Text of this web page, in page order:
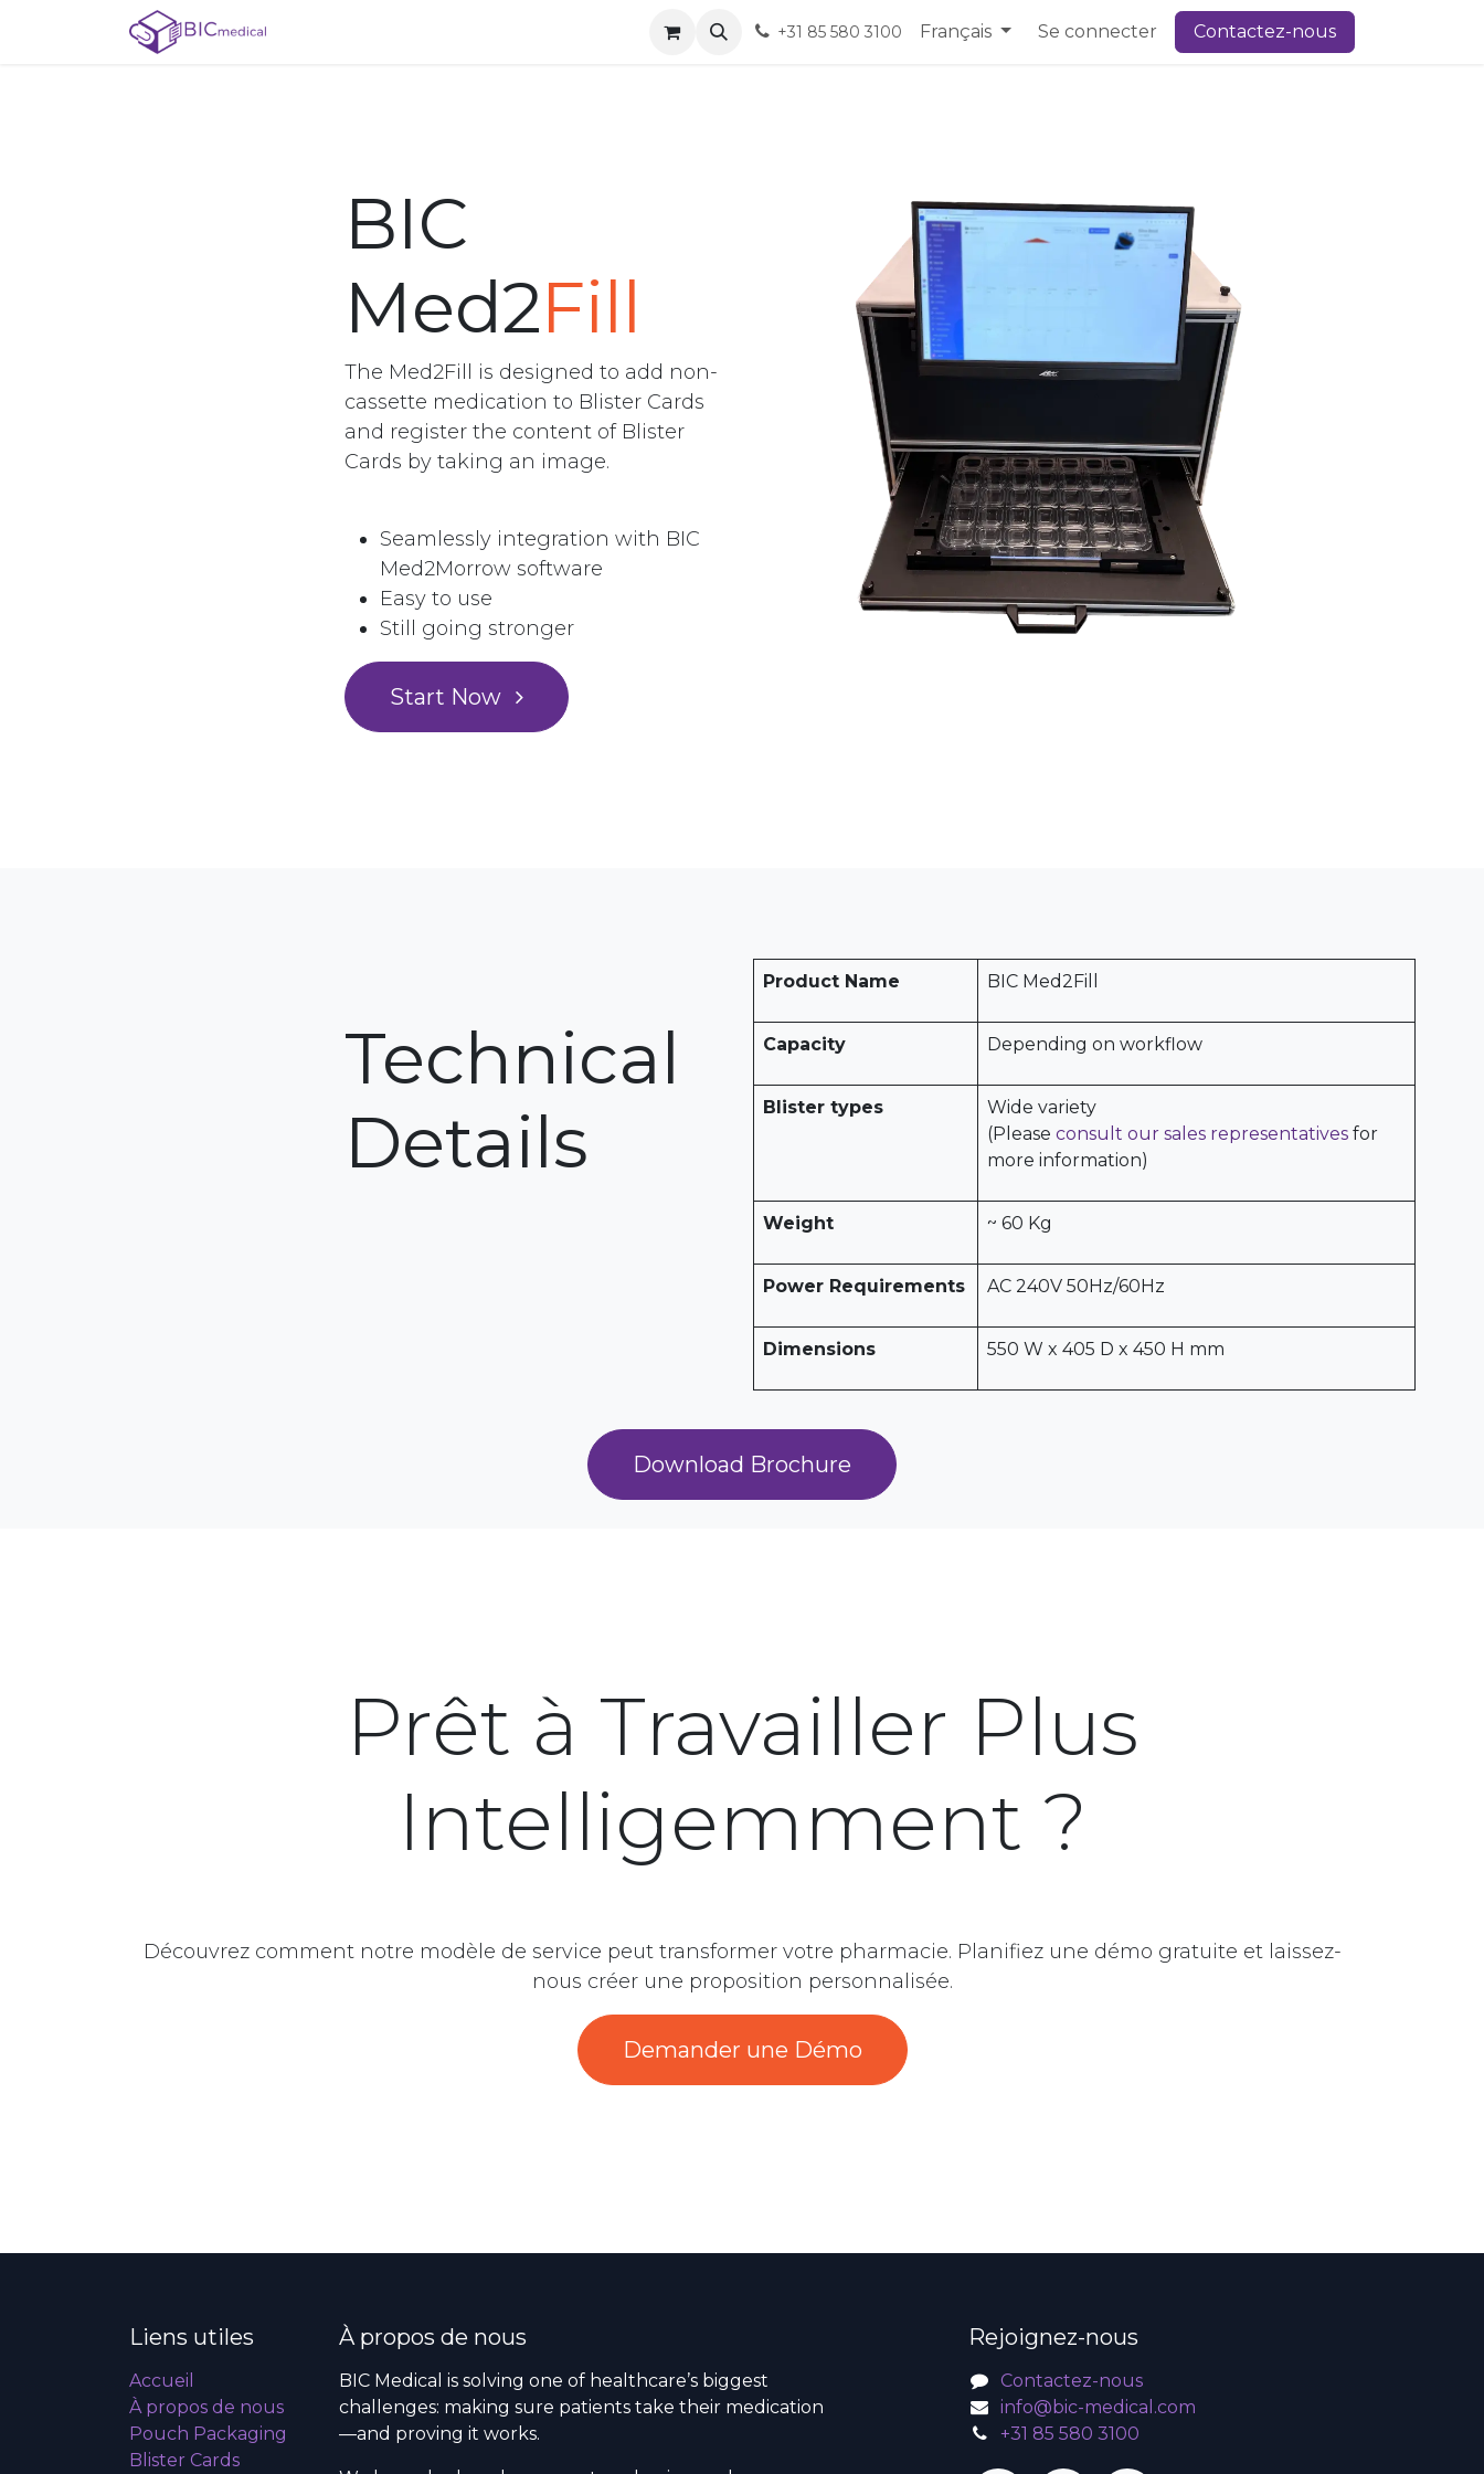
Se rendre au contenu
+31 85 580 3100 Français Se connecter Contactez-nous
BIC
Med2Fill
The Med2Fill is designed to add non-
cassette medication to Blister Cards
and register the content of Blister
Cards by taking an image.
Seamlessly integration with BIC
Med2Morrow software
Easy to use
Still going stronger
Start Now
Technical
Details
Product Name BIC Med2Fill
Capacity Depending on workflow
Blister types
Wide variety
(Please consult our sales representatives for
more information)
Weight ~ 60 Kg
Power Requirements AC 240V 50Hz/60Hz
Dimensions 550 W x 405 D x 450 H mm
Download Brochure
Prêt à Travailler Plus
Intelligemment ?
Découvrez comment notre modèle de service peut transformer votre pharmacie. Planifiez une démo gratuite et laissez-
nous créer une proposition personnalisée.
Demander une Démo
Liens utiles
Accueil
À propos de nous
Pouch Packaging
Blister Cards
À propos de nous
BIC Medical is solving one of healthcare’s biggest
challenges: making sure patients take their medication
—and proving it works.
Rejoignez-nous
Contactez-nous
info@bic-medical.com
+31 85 580 3100